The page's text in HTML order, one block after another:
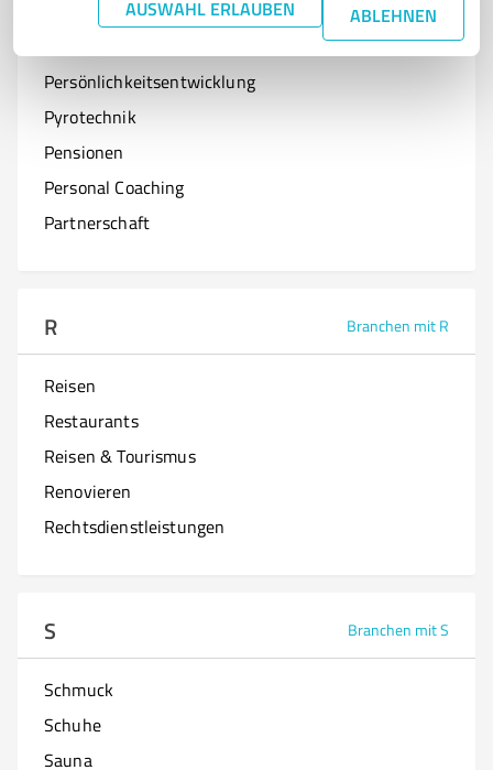
AUSWAHL ERLAUBEN ABLEHNEN
Branchen mit P
Persönlichkeitsentwicklung
Pyrotechnik
Pensionen
Personal Coaching
Partnerschaft
R Branchen mit R
Reisen
Restaurants
Reisen & Tourismus
Renovieren
Rechtsdienstleistungen
S Branchen mit S
Schmuck
Schuhe
Sauna